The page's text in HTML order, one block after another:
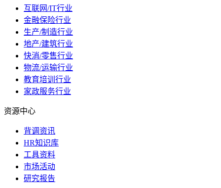
互联网/IT行业
金融保险行业
生产/制造行业
地产/建筑行业
快消/零售行业
物流/运输行业
教育培训行业
家政服务行业
资源中心
背调资讯
HR知识库
工具资料
市场活动
研究报告